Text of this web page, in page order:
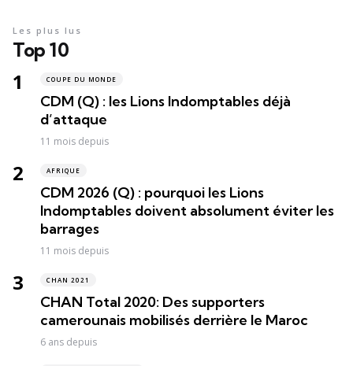
Top 10
Les plus lus
COUPE DU MONDE
CDM (Q) : les Lions Indomptables déjà
d’attaque
11 mois depuis
AFRIQUE
CDM 2026 (Q) : pourquoi les Lions
Indomptables doivent absolument éviter les
barrages
11 mois depuis
CHAN 2021
CHAN Total 2020: Des supporters
camerounais mobilisés derrière le Maroc
6 ans depuis